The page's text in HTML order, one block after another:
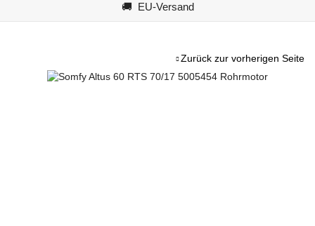
🚚 EU-Versand
Zurück zur vorherigen Seite